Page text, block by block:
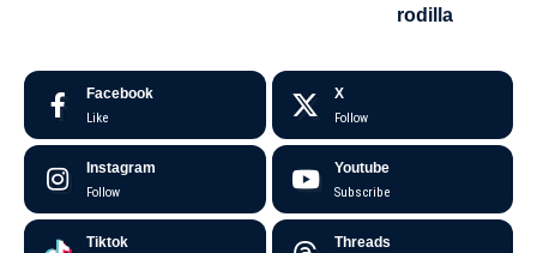
rodilla
Facebook
Like
X
Follow
Instagram
Follow
Youtube
Subscribe
Tiktok Threads